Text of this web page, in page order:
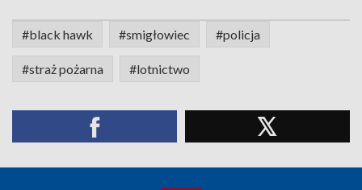
#black hawk #smigłowiec #policja
#straż pożarna #lotnictwo